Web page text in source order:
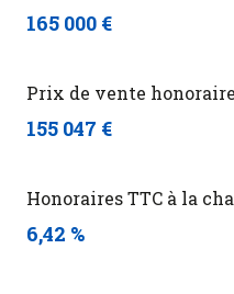
165 000 €
Prix de vente
155 047 €
Honoraires TTC à la
6,42 %